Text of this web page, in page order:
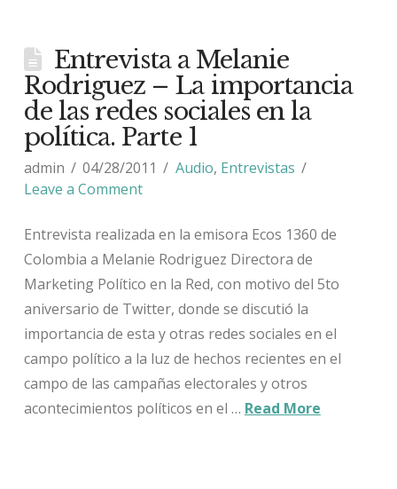
Entrevista a Melanie
Rodriguez – La importancia
de las redes sociales en la
política. Parte 1
admin 04/28/2011 Audio, Entrevistas
Leave a Comment
Entrevista realizada en la emisora Ecos 1360 de
Colombia a Melanie Rodriguez Directora de
Marketing Político en la Red, con motivo del 5to
aniversario de Twitter, donde se discutió la
importancia de esta y otras redes sociales en el
campo político a la luz de hechos recientes en el
campo de las campañas electorales y otros
acontecimientos políticos en el … Read More